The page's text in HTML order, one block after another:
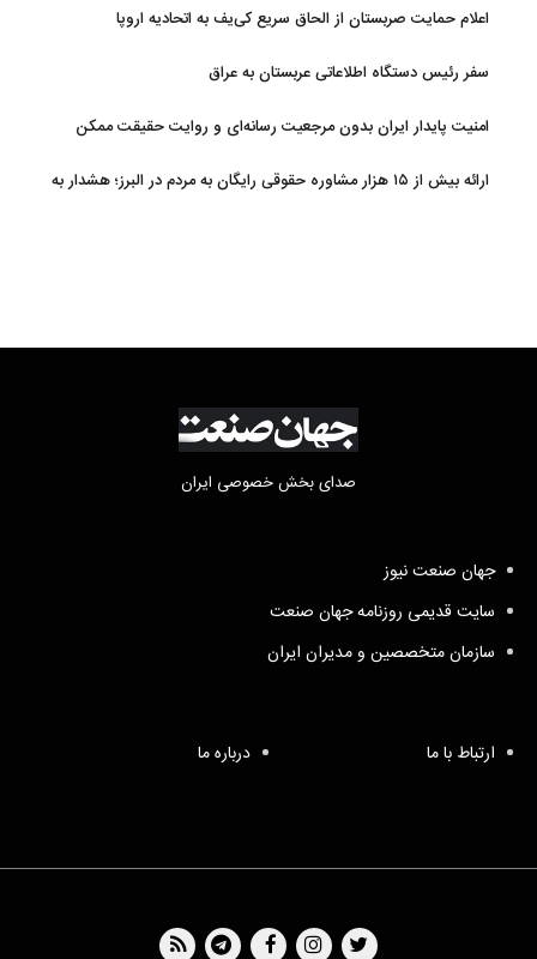
اعلام حمایت صربستان از الحاق سریع کی‌یف به اتحادیه اروپا
سفر رئیس دستگاه اطلاعاتی عربستان به عراق
امنیت پایدار ایران بدون مرجعیت رسانه‌ای و روایت حقیقت ممکن
ارائه بیش از ۱۵ هزار مشاوره حقوقی رایگان به مردم در البرز؛ هشدار به
صدای بخش خصوصی ایران
جهان صنعت نیوز
سایت قدیمی روزنامه جهان صنعت
سازمان متخصصین و مدیران ایران
ارتباط با ما درباره ما